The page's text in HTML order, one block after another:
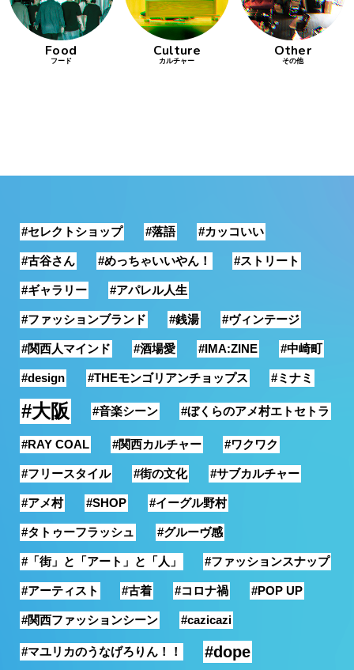
するよう
ザインを
バファ
ズのキ
ャップ
銭湯
Food
フード
Culture
カルチャー
Other
その他
#セレクトショップ #落語 #カッコいい
#古谷さん #めっちゃいいやん！ #ストリート
#ギャラリー #アパレル人生
#ファッションブランド #銭湯 #ヴィンテージ
#関西人マインド #酒場愛 #IMA:ZINE #中崎町
#design #THEモンゴリアンチョップス #ミナミ
#大阪 #音楽シーン #ぼくらのアメ村エトセトラ
#RAY COAL #関西カルチャー #ワクワク
#フリースタイル #街の文化 #サブカルチャー
#アメ村 #SHOP #イーグル野村
#タトゥーフラッシュ #グルーヴ感
#「街」と「アート」と「人」 #ファッションスナップ
#アーティスト #古着 #コロナ禍 #POP UP
#関西ファッションシーン #cazicazi
#マユリカのうなげろりん！！ #dope